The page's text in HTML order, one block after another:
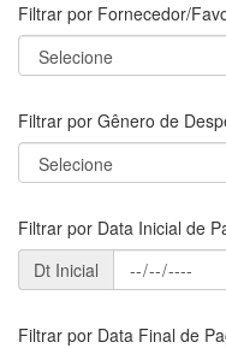
Filtrar por Fornecedor/
Filtrar por Gênero de
Filtrar por Data Inicial de
Dt Inicial
Filtrar por Data Final de